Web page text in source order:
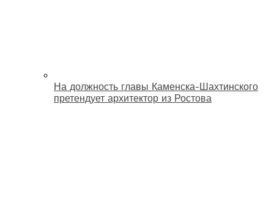
На должность главы Каменска-Шахтинского
претендует архитектор из Ростова